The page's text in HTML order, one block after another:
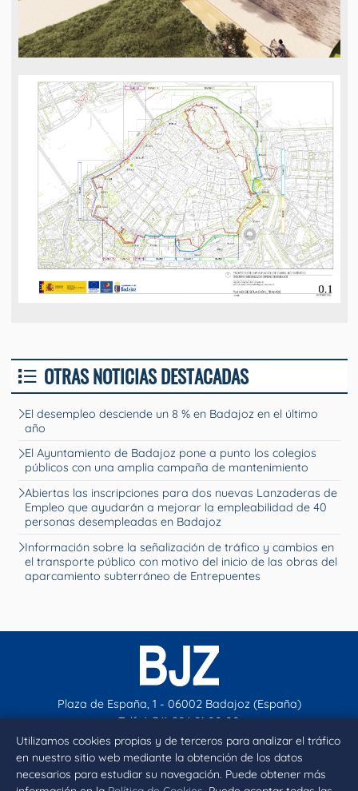
Utilizamos cookies propias y de terceros para analizar el tráfico
en nuestro sitio web mediante la obtención de los datos
necesarios para estudiar su navegación. Puede obtener más
OTRAS NOTICIAS DESTACADAS
El desempleo desciende un 8 % en Badajoz en el último
año
El Ayuntamiento de Badajoz pone a punto los colegios
públicos con una amplia campaña de mantenimiento
Abiertas las inscripciones para dos nuevas Lanzaderas de
Empleo que ayudarán a mejorar la empleabilidad de 40
personas desempleadas en Badajoz
Información sobre la señalización de tráfico y cambios en
el transporte público con motivo del inicio de las obras del
aparcamiento subterráneo de Entrepuentes
Plaza de España, 1 - 06002 Badajoz (España)
Telf. (+34) 924 21 00 00
contacto@aytobadajoz.es